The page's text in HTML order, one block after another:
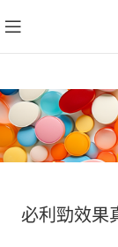
必利勁效果